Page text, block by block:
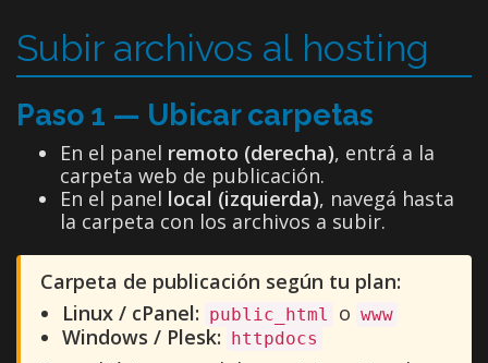
Subir archivos al hosting
Paso 1 — Ubicar carpetas
En el panel remoto (derecha), entrá a la
carpeta web de publicación.
En el panel local (izquierda), navegá hasta
la carpeta con los archivos a subir.
Carpeta de publicación según tu plan:
Linux / cPanel: public_html o www
Windows / Plesk: httpdocs